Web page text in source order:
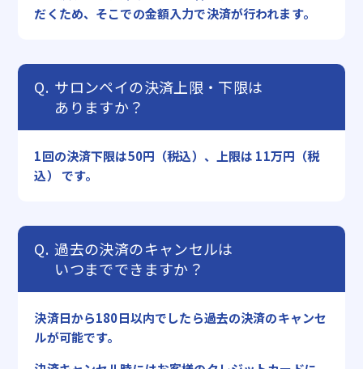
だくため、そこでの金額入力で決済が行われます。
サロンペイの決済上限・下限は
ありますか？
1回の決済下限は50円（税込）、上限は 11万円（税
込） です。
過去の決済のキャンセルは
いつまでできますか？
決済日から180日以内でしたら過去の決済のキャンセ
ルが可能です。